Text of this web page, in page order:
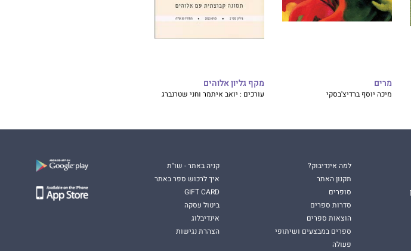
מרים
מיכה יוסף ברדיצ'בסקי
מקף גליון אלוהים
עורכים : יואב איתמר וחני שטרנברג
למה אינדיבוק?
תקנון האתר
סופרים
סדרות ספרים
הוצאות ספרים
ספרים במבצעים ושיתופי
פעולה
קניה באתר - שו"ת
איך לרכוש ספר באתר
GIFT CARD
ביטול עסקה
אינדיבלוג
הצהרת נגישות